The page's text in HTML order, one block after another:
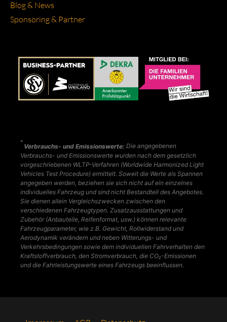
Blog & News
Spon­so­ring & Part­ner
*
Verbrauchs- und Emissionswerte: Die angegebenen
Verbrauchs- und Emissionswerte wurden nach dem gesetzlich
vorgeschriebenen WLTP-Verfahren (Worldwide Harmonized Light
Vehicles Test Procedure) ermittelt. Soweit die Werte als Spannen
angegeben werden, beziehen sie sich nicht auf ein einzelnes
individuelles Fahrzeug und sind nicht Bestandteil des Angebotes.
Sie dienen allein Vergleichszwecken zwischen den
verschiedenen Fahrzeugtypen. Zusatzausstattungen und
Zubehör (Anbauteile, Reifenformat, usw.) können relevante
Fahrzeugparameter, wie z.B. Gewicht, Rollwiderstand und
Aerodynamik verändern und neben Witterungs- und
Verkehrsbedingungen sowie dem individuellen Fahrverhalten den
Kraftstoffverbrauch, den Stromverbrauch, die CO₂-Emissionen
und die Fahrleistungswerte eines Fahrzeugs beeinflussen.